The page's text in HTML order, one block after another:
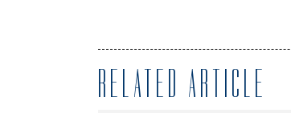
RELATED ARTICLE